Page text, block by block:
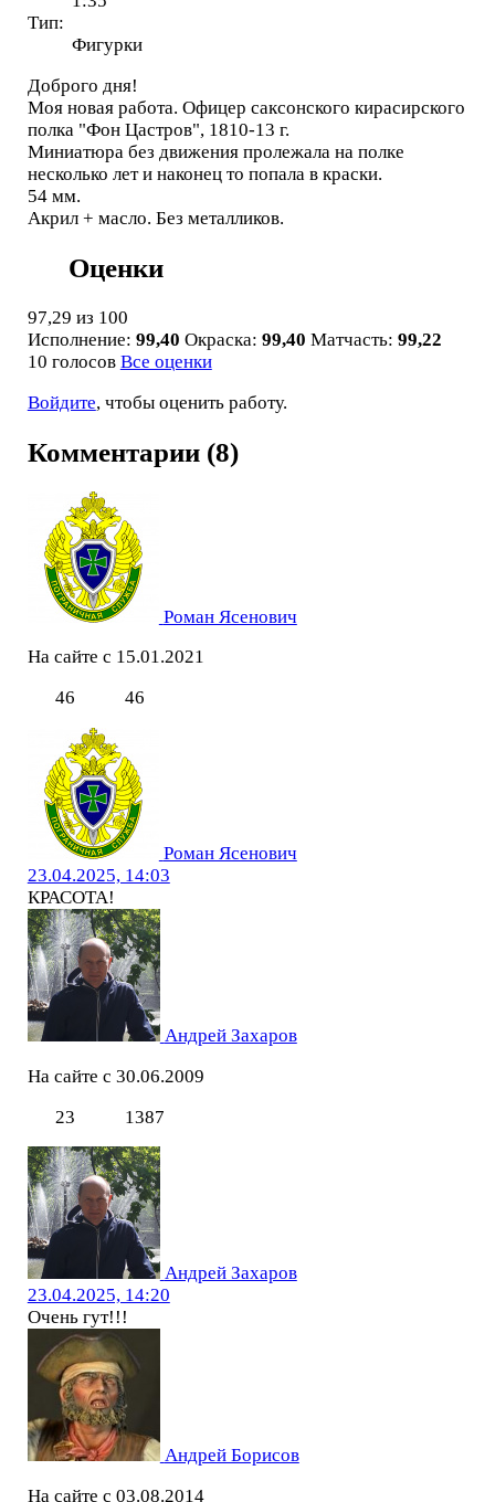
Тип:
Фигурки
Доброго дня!
Моя новая работа. Офицер саксонского кирасирского
полка "Фон Цастров", 1810-13 г.
Миниатюра без движения пролежала на полке
несколько лет и наконец то попала в краски.
54 мм.
Акрил + масло. Без металликов.
Оценки
97,29 из 100
Исполнение: 99,40 Окраска: 99,40 Матчасть: 99,22
10 голосов Все оценки
Войдите, чтобы оценить работу.
Комментарии (8)
Роман Ясенович
На сайте с 15.01.2021
46
46
Роман Ясенович
23.04.2025, 14:03
КРАСОТА!
Андрей Захаров
На сайте с 30.06.2009
23
1387
Андрей Захаров
23.04.2025, 14:20
Очень гут!!!
Андрей Борисов
На сайте с 03.08.2014